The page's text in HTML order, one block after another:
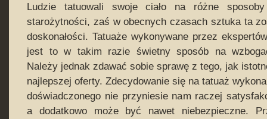
Ludzie tatuowali swoje ciało na różne
starożytności, zaś w obecnych czasach sztuka ta
doskonałości. Tatuaże wykonywane przez
jest to w takim razie świetny sposób na
Należy jednak zdawać sobie sprawę z tego, jak
najlepszej oferty. Zdecydowanie się na tatuaż
doświadczonego nie przyniesie nam raczej
a dodatkowo może być nawet niebezpieczne.